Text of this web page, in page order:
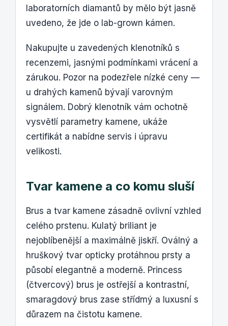
laboratorních diamantů by mělo být jasně
uvedeno, že jde o lab-grown kámen.
Nakupujte u zavedených klenotníků s
recenzemi, jasnými podmínkami vrácení a
zárukou. Pozor na podezřele nízké ceny —
u drahých kamenů bývají varovným
signálem. Dobrý klenotník vám ochotně
vysvětlí parametry kamene, ukáže
certifikát a nabídne servis i úpravu
velikosti.
Tvar kamene a co komu sluší
Brus a tvar kamene zásadně ovlivní vzhled
celého prstenu. Kulatý briliant je
nejoblíbenější a maximálně jiskří. Oválný a
hruškový tvar opticky protáhnou prsty a
působí elegantně a moderně. Princess
(čtvercový) brus je ostřejší a kontrastní,
smaragdový brus zase střídmý a luxusní s
důrazem na čistotu kamene.